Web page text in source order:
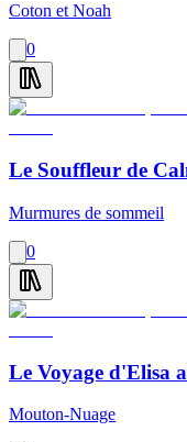
Coton et Noah
0
Le Souffleur de
Murmures de sommeil
0
Le Voyage d'Elisa
Mouton-Nuage